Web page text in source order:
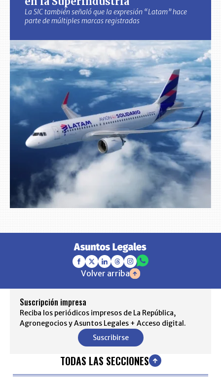
La SIC también señaló que la expresión “Latam” hace
parte de múltiples marcas registradas
Volver arriba
Suscripción impresa
Reciba los periódicos impresos de La República,
Agronegocios y Asuntos Legales + Acceso digital.
Suscribirse
TODAS LAS SECCIONES